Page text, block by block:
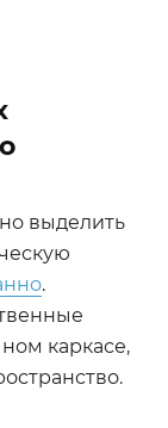
выделить
.
каркасе,